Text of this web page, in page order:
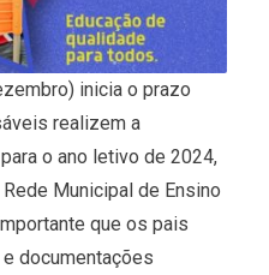
inicia o prazo
realizem a
o ano letivo de 2024,
Municipal de Ensino
que os pais
documentações